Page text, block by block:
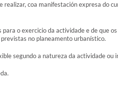
coa manifestación expresa do
o exercicio da actividade e de que
no planeamento urbanístico.
segundo a natureza da actividade ou